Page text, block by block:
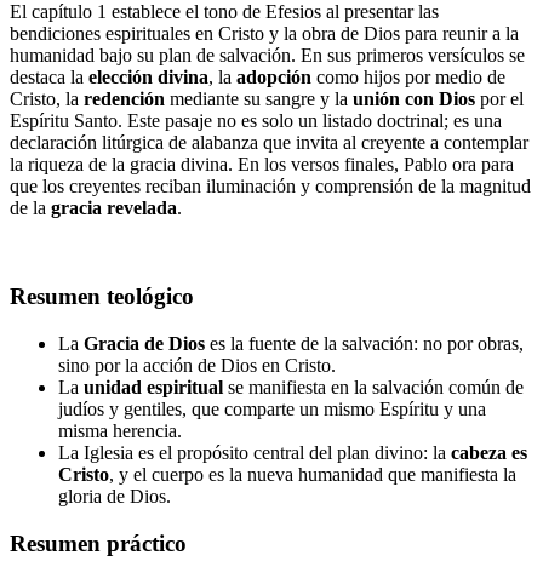
El capítulo 1 establece el tono de Efesios al presentar las
bendiciones espirituales en Cristo y la obra de Dios para reunir a la
humanidad bajo su plan de salvación. En sus primeros versículos se
destaca la elección divina, la adopción como hijos por medio de
Cristo, la redención mediante su sangre y la unión con Dios por el
Espíritu Santo. Este pasaje no es solo un listado doctrinal; es una
declaración litúrgica de alabanza que invita al creyente a contemplar
la riqueza de la gracia divina. En los versos finales, Pablo ora para
que los creyentes reciban iluminación y comprensión de la magnitud
de la gracia revelada.
Resumen teológico
La Gracia de Dios es la fuente de la salvación: no por obras,
sino por la acción de Dios en Cristo.
La unidad espiritual se manifiesta en la salvación común de
judíos y gentiles, que comparte un mismo Espíritu y una
misma herencia.
La Iglesia es el propósito central del plan divino: la cabeza es
Cristo, y el cuerpo es la nueva humanidad que manifiesta la
gloria de Dios.
Resumen práctico